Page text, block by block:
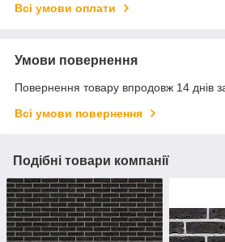
Всі умови оплати
Умови повернення
Повернення товару впродовж 14 днів
Всі умови повернення
Подібні товари компанії